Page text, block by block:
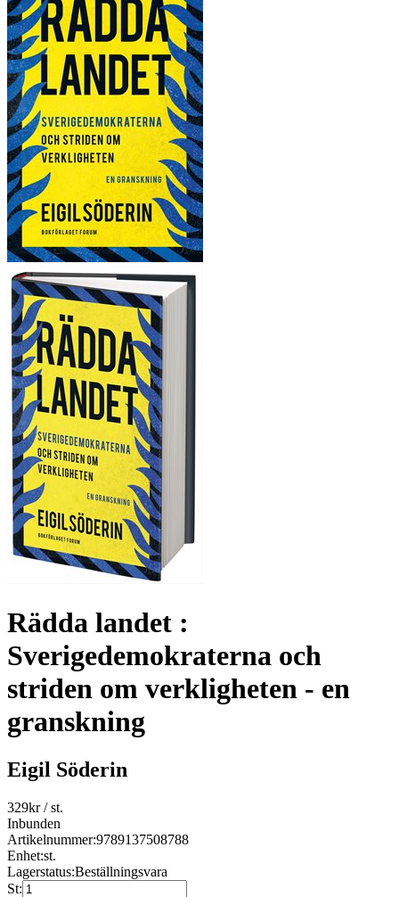
Rädda landet :
Sverigedemokraterna och
striden om verkligheten - en
granskning
Eigil Söderin
329kr/ st.
Inbunden
Artikelnummer:9789137508788
Enhet:st.
Lagerstatus:Beställningsvara
St: